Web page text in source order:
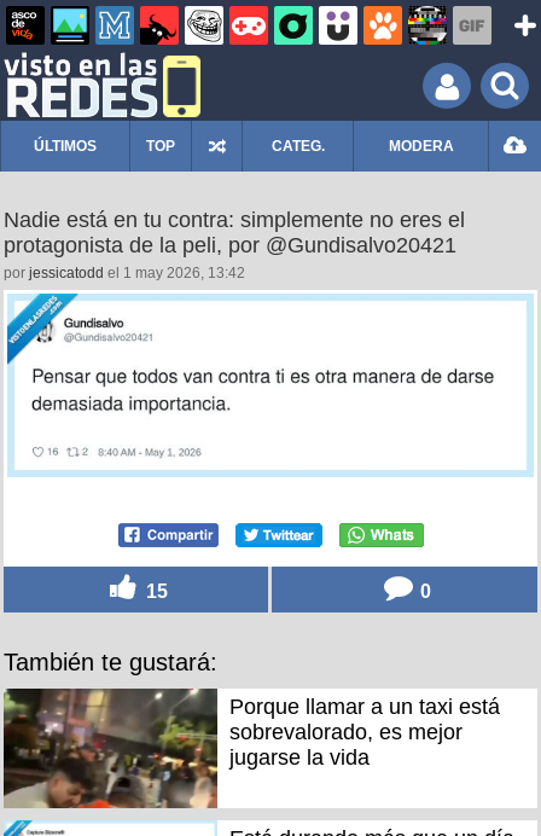
ÚLTIMOS TOP CATEG. MODERA
Nadie está en tu contra: simplemente no eres el
protagonista de la peli, por @Gundisalvo20421
por jessicatodd el 1 may 2026, 13:42
15 0
También te gustará:
Porque llamar a un taxi está
sobrevalorado, es mejor
jugarse la vida